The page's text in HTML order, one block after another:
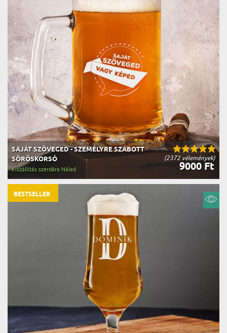
(2372 vélemények)
SAJÁT SZÖVEGED - SZEMÉLYRE SZABOTT
SÖRÖSKORSÓ
9000 Ft
Kiszállítás szerdára Nálad
BESTSELLER